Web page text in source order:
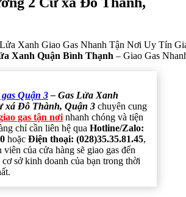
Xanh Quận Bình Thạnh – Giao Gas
Quận 3– Gas Lửa Xanh
xá Đô Thành, Quận 3 chuyên cung
gas tận nơi nhanh chóng và tiện
chỉ cần liên hệ qua Hotline/Zalo:
hoặc Điện thoại: (028)35.35.81.45,
viên của cửa hàng sẽ giao gas đến
cơ sở kinh doanh của bạn trong thời